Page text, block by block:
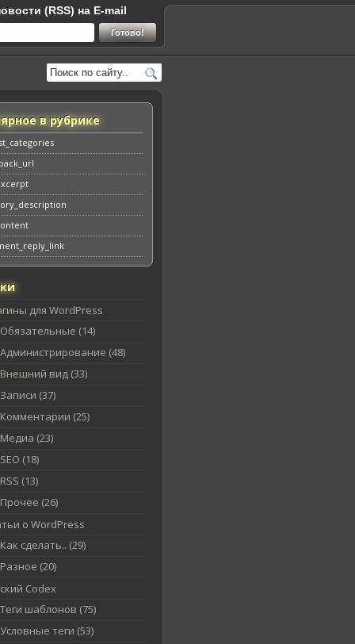
(RSS) на E-mail
в рубрике
для WordPress
Обязательные (14)
Администрирование (48)
Внешний вид (33)
Записи (37)
Комментарии (25)
Медиа (23)
SEO (18)
RSS (13)
Прочее (26)
о WordPress
Как сделать.. (29)
Разное (20)
Codex
Теги шаблонов (75)
Условные теги (53)